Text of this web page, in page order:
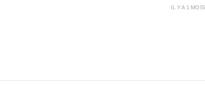
IL Y A 1 MOIS